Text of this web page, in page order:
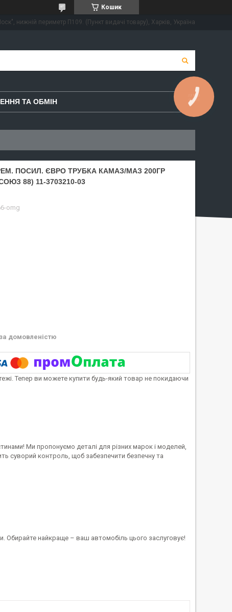
Кошик
нижній периметр П109. (Пункт видачі товару), Харків, Україна
ТА ОБМІН
ПОСИЛ. ЄВРО ТРУБКА КАМАЗ/МАЗ 200ГР
88) 11-3703210-03
omg
за домовленістю
Тепер ви можете купити будь-який товар не покидаючи
Ми пропонуємо деталі для різних марок і моделей,
суворий контроль, щоб забезпечити безпечну та
Обирайте найкраще – ваш автомобіль цього заслуговує!
КНОПКА
ЗВ'ЯЗКУ